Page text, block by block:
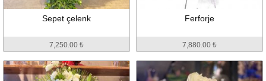
Sepet çelenk
7,250.00 ₺
Ferforje
7,880.00 ₺